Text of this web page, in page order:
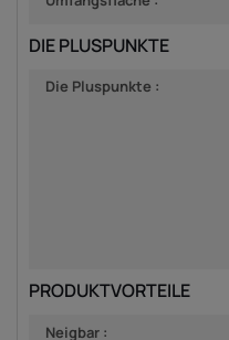
DIE PLUSPUNKTE
Die Pluspunkte :
PRODUKTVORTEILE
Neigbar :